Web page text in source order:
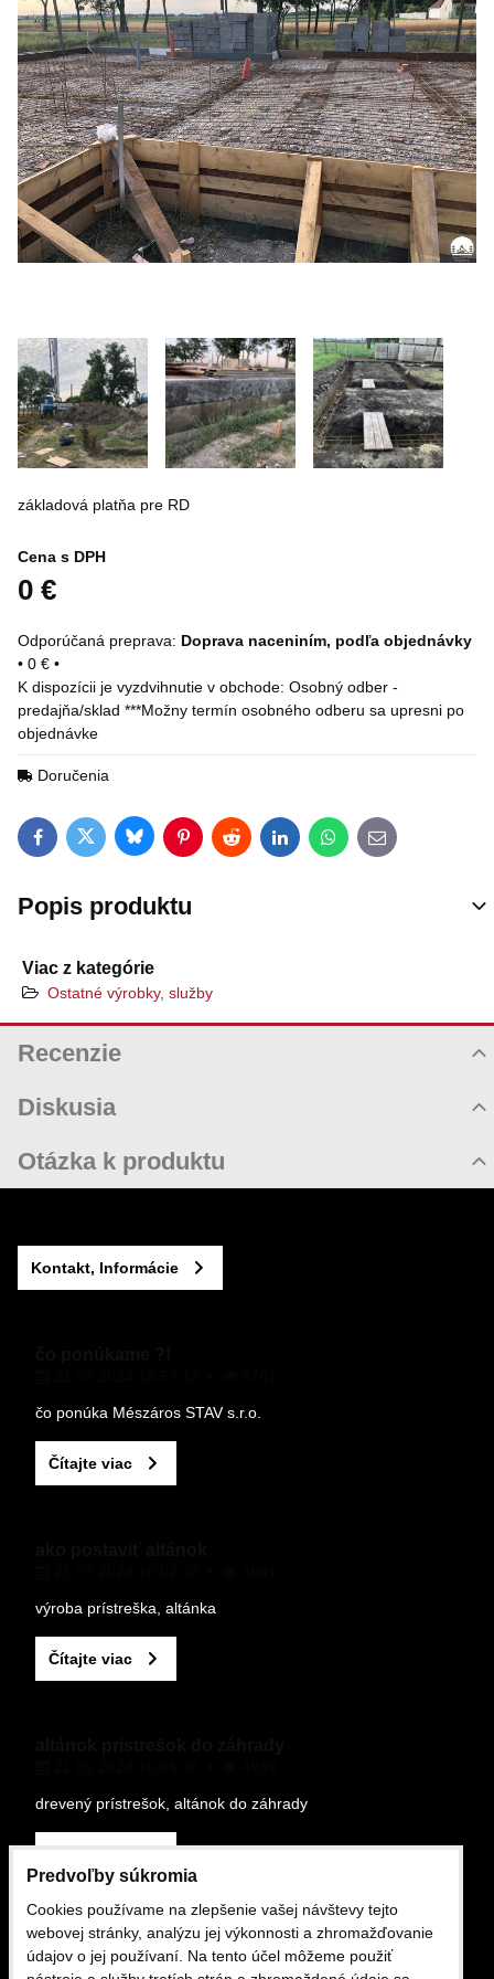
základová platňa pre RD
Cena s DPH
0 €
Doprava naceniním, podľa objednávky
• 0 € •
Osobný odber -
predajňa/sklad ***Možny termín osobného odberu sa upresni po
objednávke
Doručenia
FacebookTwitterBlueskyPinterestRedditLinkedInWhatsApp
E-mail
Popis produktu
Viac z kategórie
Ostatné výrobky, služby
Recenzie
Diskusia
Zatiaľ nie sú žiadne komentáre! Buďte prvý!
Otázka k produktu
Kontakt, Informácie
čo ponúka Mészáros STAV s.r.o.
Čítajte viac
výroba prístreška, altánka
Čítajte viac
drevený prístrešok, altánok do záhrady
OBCHODNÉ PODMIENKY
Predvoľby súkromia
Cookies používame na zlepšenie vašej návštevy tejto
webovej stránky, analýzu jej výkonnosti a zhromažďovanie
údajov o jej používaní. Na tento účel môžeme použiť